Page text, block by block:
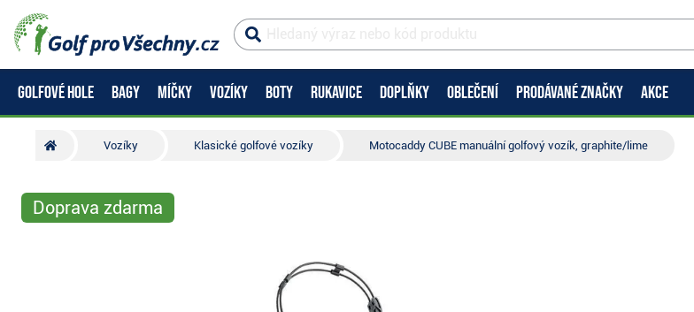
GOLFOVÉ HOLE BAGY MÍČKY VOZÍKY BOTY RUKAVICE DOPLŇKY OBLEČENÍ PRODÁVANÉ ZNAČKY AKCE
Vozíky Klasické golfové vozíky Motocaddy CUBE manuální golfový vozík, graphite/lime
Doprava zdarma